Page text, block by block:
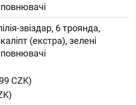
звіздар, 6 троянда,
(екстра), зелені
CZK)